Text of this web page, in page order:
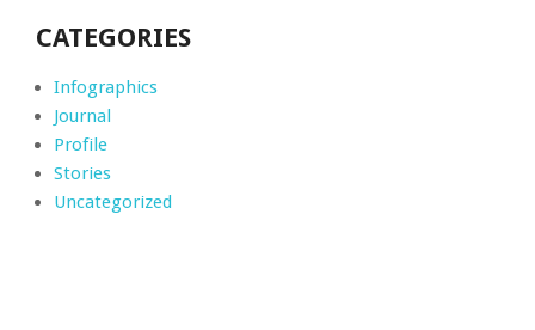
CATEGORIES
Infographics
Journal
Profile
Stories
Uncategorized